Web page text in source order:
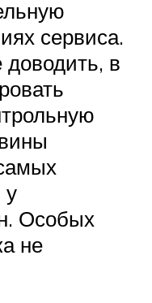
сервиса.
в
у
Особых
не